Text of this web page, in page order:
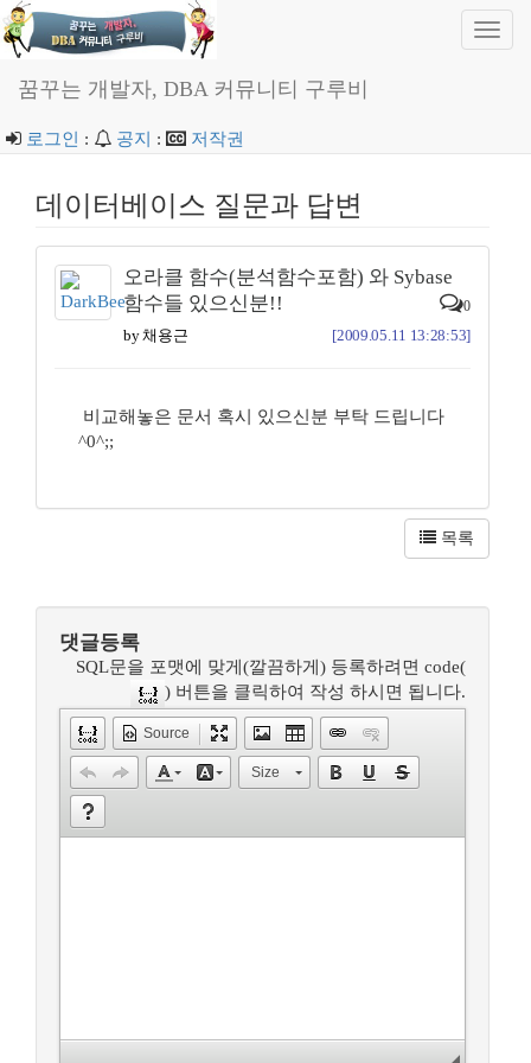
꿈꾸는 개발자, DBA 커뮤니티 구루비
로그인 : 공지 : 저작권
데이터베이스 질문과 답변
오라클 함수(분석함수포함) 와 Sybase
함수들 있으신분!!
0
by 채용근 [2009.05.11 13:28:53]
비교해놓은 문서 혹시 있으신분 부탁 드립니다
^0^;;
목록
댓글등록
SQL문을 포맷에 맞게(깔끔하게) 등록하려면 code(
) 버튼을 클릭하여 작성 하시면 됩니다.
Source
Size